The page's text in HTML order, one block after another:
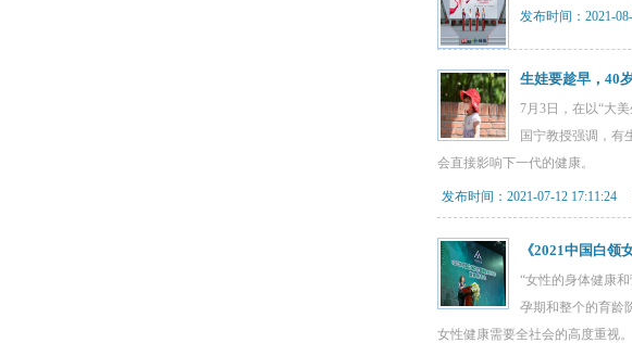
发布时间：2021-
生娃要趁早，40
7月3日，在以“大
国宁教授强调，有
会直接影响下一代的健康。
发布时间：2021-07-12
《2021中国白领
“女性的身体健康
孕期和整个的育龄
女性健康需要全社会的高度重视。